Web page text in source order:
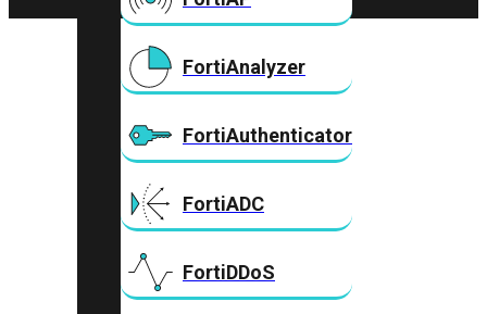
FortiAnalyzer
FortiAuthenticator
FortiADC
FortiDDoS